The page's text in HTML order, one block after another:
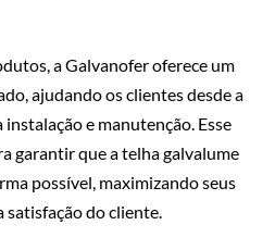
a Galvanofer oferece um
ajudando os clientes desde a
e manutenção. Esse
garantir que a telha galvalume
possível, maximizando seus
satisfação do cliente.